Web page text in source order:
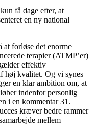
få dage efter, at
en ny national
at forløse det enorme
terapier (ATMP’er)
effektiv
høj kvalitet. Og vi synes
en klar ambition om, at
indenfor personlig
i en kommentar 31.
kræver bedre rammer
mellem